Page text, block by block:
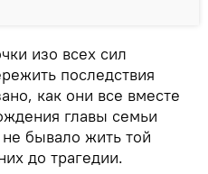
изо всех сил
последствия
как они все вместе
главы семьи
бывало жить той
до трагедии.